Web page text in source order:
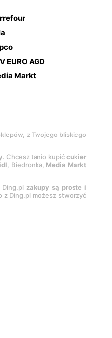
EURO AGD
Markt
z Twojego bliskiego
. Chcesz tanio kupićcukier
, Biedronka, Media Markt
Ding.pl zakupy są proste i
z Ding.pl możesz stworzyć